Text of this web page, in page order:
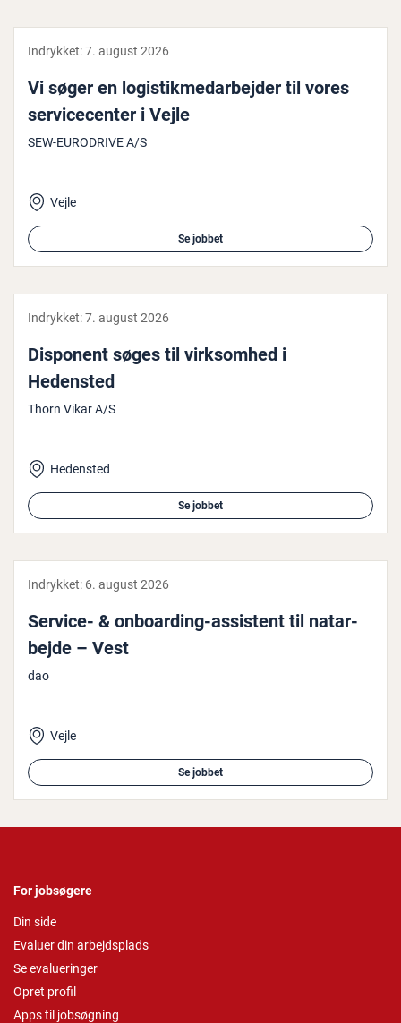
Indrykket:7. august 2026
Vi søger en lo­gi­stik­me­d­ar­bej­der til vores
ser­vi­ce­cen­ter i Vejle
SEW-EURODRIVE A/S
Vejle
Se jobbet
Indrykket:7. august 2026
Disponent søges til virk­som­hed i
Hedensted
Thorn Vikar A/S
Hedensted
Se jobbet
Indrykket: 6. august 2026
Service- & on­bo­ar­ding-assistent til na­t­a­r­
bej­de – Vest
dao
Vejle
Se jobbet
For jobsøgere
Din side
Evaluer din arbejdsplads
Se evalueringer
Opret profil
Apps til jobsøgning